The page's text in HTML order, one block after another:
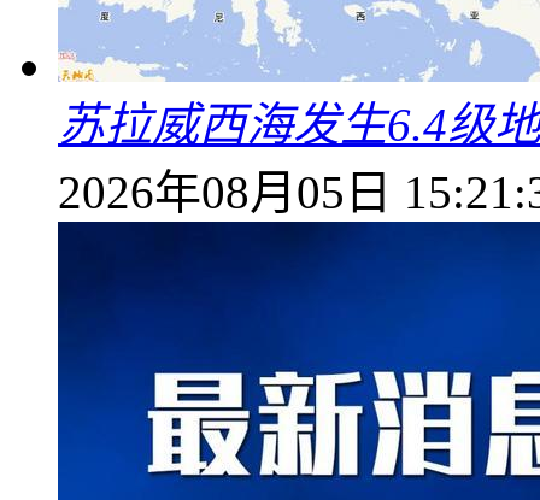
苏拉威西海发生6.4级
2026年08月05日